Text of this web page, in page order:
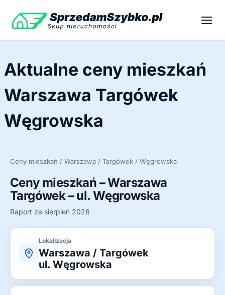
treści
Aktualne ceny mieszkań
Warszawa Targówek
Węgrowska
Ceny mieszkań / Warszawa / Targówek / Węgrowska
Ceny mieszkań – Warszawa
Targówek – ul. Węgrowska
Raport za sierpień 2026
Lokalizacja
Warszawa / Targówek
ul. Węgrowska